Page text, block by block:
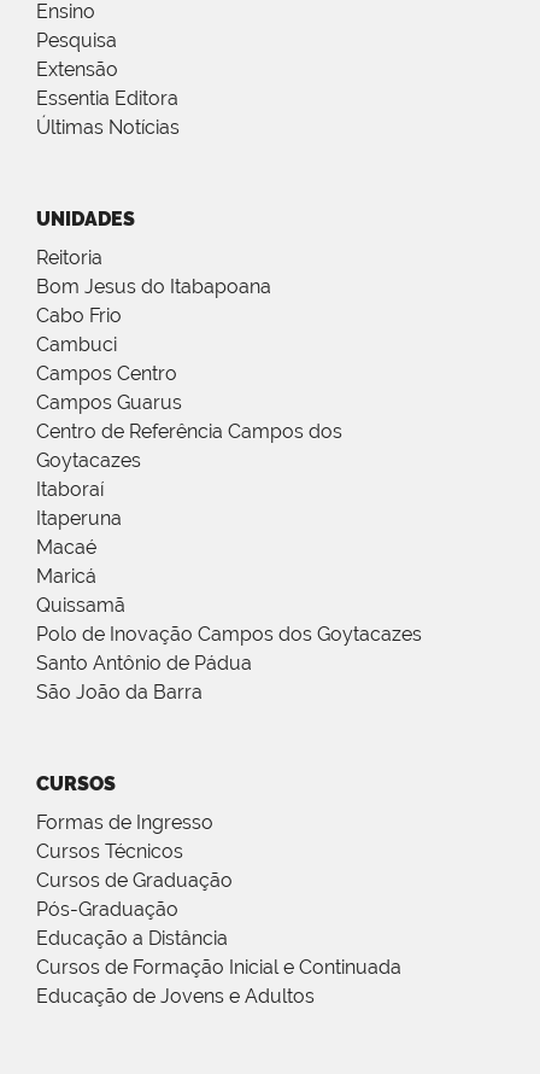
Ensino
Pesquisa
Extensão
Essentia Editora
Últimas Notícias
UNIDADES
Reitoria
Bom Jesus do Itabapoana
Cabo Frio
Cambuci
Campos Centro
Campos Guarus
Centro de Referência Campos dos
Goytacazes
Itaboraí
Itaperuna
Macaé
Maricá
Quissamã
Polo de Inovação Campos dos Goytacazes
Santo Antônio de Pádua
São João da Barra
CURSOS
Formas de Ingresso
Cursos Técnicos
Cursos de Graduação
Pós-Graduação
Educação a Distância
Cursos de Formação Inicial e Continuada
Educação de Jovens e Adultos